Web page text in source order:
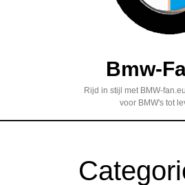
Bmw-
Rijd in stijl met BMW-
voor BMW's tot